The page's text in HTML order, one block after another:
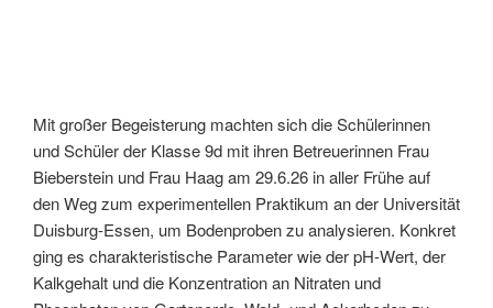
Mit großer Begeisterung machten sich die Schülerinnen
und Schüler der Klasse 9d mit ihren Betreuerinnen Frau
Bieberstein und Frau Haag am 29.6.26 in aller Frühe auf
den Weg zum experimentellen Praktikum an der Universität
Duisburg-Essen, um Bodenproben zu analysieren. Konkret
ging es charakteristische Parameter wie der pH-Wert, der
Kalkgehalt und die Konzentration an Nitraten und